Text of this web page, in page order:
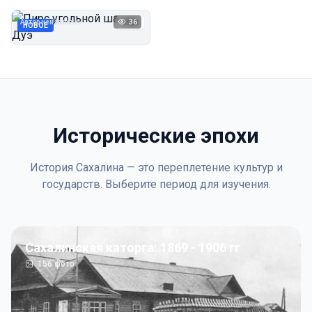
НОВОЕ 1923
Автор неизвестен 36
Исторические эпохи
История Сахалина — это переплетение культур и
государств. Выберите период для изучения.
Сахалинская каторга: 1869 - 1906 гг
156фото